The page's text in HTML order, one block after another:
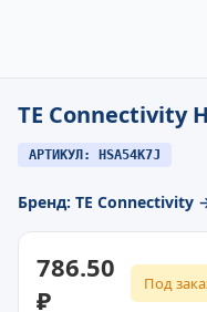
TE Connectivity
АРТИКУЛ: HSA54K7J
Бренд: TE Connectivity
786.50
₽
Под